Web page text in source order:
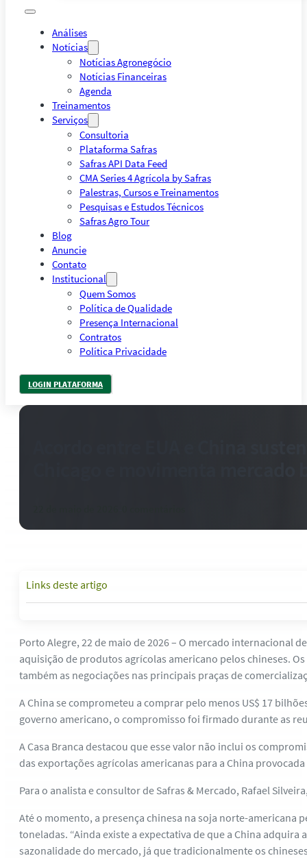
Análises
Notícias
Notícias Agronegócio
Notícias Financeiras
Agenda
Treinamentos
Serviços
Consultoria
Plataforma Safras
Safras API Data Feed
CMA Series 4 Agrícola by Safras
Palestras, Cursos e Treinamentos
Pesquisas e Estudos Técnicos
Safras Agro Tour
Blog
Anuncie
Contato
Institucional
Quem Somos
Política de Qualidade
Presença Internacional
Contratos
Política Privacidade
LOGIN PLATAFORMA
Links deste artigo
Porto Alegre, 22 de maio de 2026 – O mercado internacional
aquisição de produtos agrícolas americano pelos chineses.
também as negociações nas principais praças de
A China se comprometeu a comprar pelo menos US$ 17
governo americano, o compromisso foi firmado durante as
A Casa Branca destacou que esse valor não inclui os
das exportações agrícolas americanas para a China
Para o analista e consultor de Safras & Mercado, Rafael
Até o momento, a presença chinesa na soja norte-
toneladas. “Ainda existe a expectativa de que a China
sazonalidade do mercado, já que tradicionalmente os